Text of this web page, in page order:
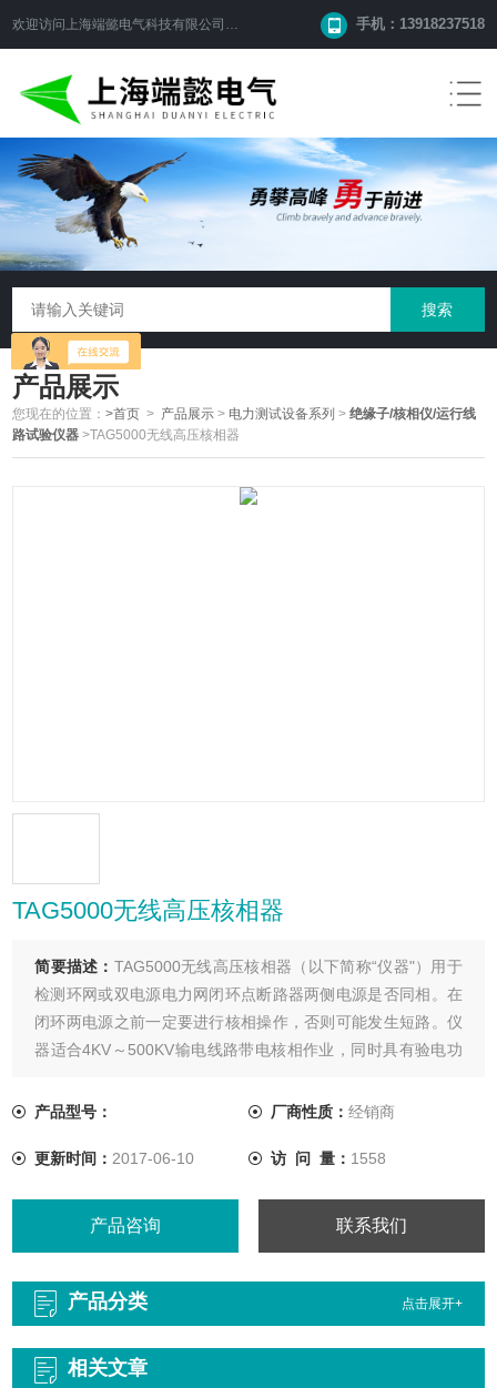
欢迎访问 上海端懿电气科技有限公司 网站！ 手机：13918237518
产品展示
您现在的位置：>首页 > 产品展示 > 电力测试设备系列 >绝缘子/核相仪/运行线
路试验仪器 >TAG5000无线高压核相器
TAG5000无线高压核相器
简要描述： TAG5000无线高压核相器（以下简称“仪器"）用于
检测环网或双电源电力网闭环点断路器两侧电源是否同相。在
闭环两电源之前一定要进行核相操作，否则可能发生短路。仪
器适合4KV～500KV输电线路带电核相作业，同时具有验电功
10KV，35KV，110KV，220KV。
产品型号： 厂商性质： 经销商
更新时间： 2017-06-10 访 问 量： 1558
产品咨询 联系我们
产品分类 点击展开+
相关文章